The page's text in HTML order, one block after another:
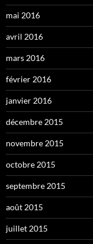
mai 2016
avril 2016
mars 2016
février 2016
janvier 2016
décembre 2015
novembre 2015
octobre 2015
septembre 2015
août 2015
juillet 2015